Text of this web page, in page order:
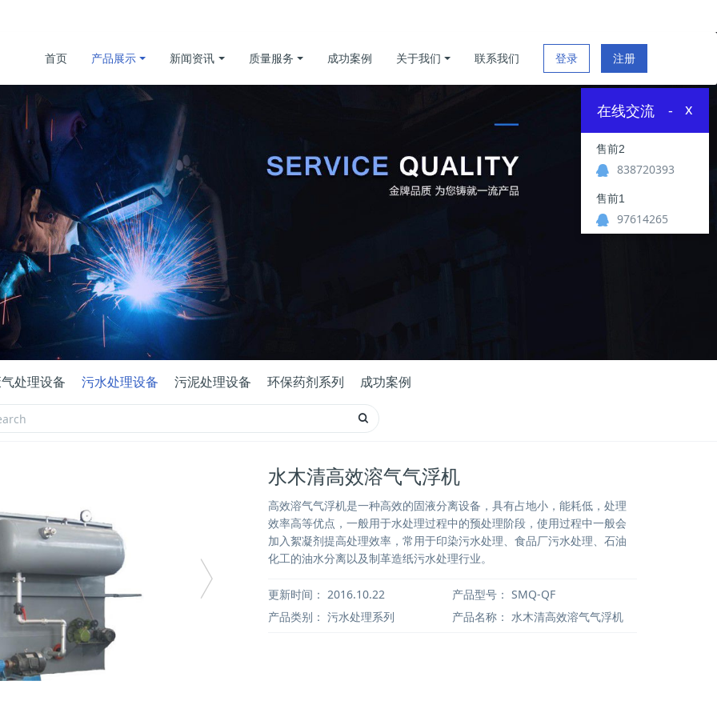
登录 注册
首页 产品展示 新闻资讯 质量服务 成功案例 关于我们 联系我们
处理设备 污水处理设备 污泥处理设备 环保药剂系列 成功案例
水木清高效溶气气浮机
高效溶气气浮机是一种高效的固液分离设备，具有占地小，能耗低，处理
效率高等优点，一般用于水处理过程中的预处理阶段，使用过程中一般会
加入絮凝剂提高处理效率，常用于印染污水处理、食品厂污水处理、石油
化工的油水分离以及制革造纸污水处理行业。
更新时间： 2016.10.22 产品型号： SMQ-QF
产品类别： 污水处理系列 产品名称： 水木清高效溶气气浮机
在线交流 x
-
售前2
838720393
售前1
97614265